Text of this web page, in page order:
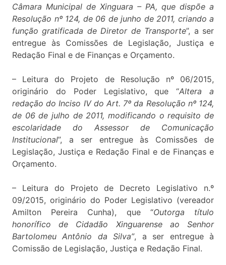
Câmara Municipal de Xinguara – PA, que dispõe a
Resolução nº 124, de 06 de junho de 2011, criando a
função gratificada de Diretor de Transporte”, a ser
entregue às Comissões de Legislação, Justiça e
Redação Final e de Finanças e Orçamento.
– Leitura do Projeto de Resolução nº 06/2015,
originário do Poder Legislativo, que “Altera a
redação do Inciso IV do Art. 7º da Resolução nº 124,
de 06 de julho de 2011, modificando o requisito de
escolaridade do Assessor de Comunicação
Institucional”, a ser entregue às Comissões de
Legislação, Justiça e Redação Final e de Finanças e
Orçamento.
– Leitura do Projeto de Decreto Legislativo n.º
09/2015, originário do Poder Legislativo (vereador
Amilton Pereira Cunha), que “Outorga título
honorífico de Cidadão Xinguarense ao Senhor
Bartolomeu Antônio da Silva”, a ser entregue à
Comissão de Legislação, Justiça e Redação Final.